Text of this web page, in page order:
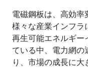
電磁鋼板は、高効率
様々な産業インフラ
再生可能エネルギー
ている中、電力網
り、市場の成長に大